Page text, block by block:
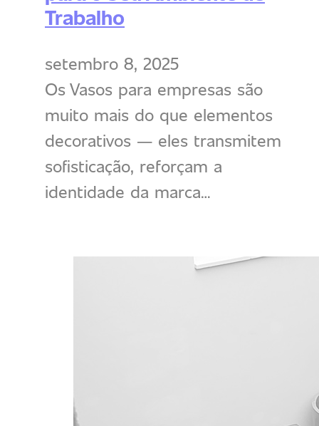
Trabalho
setembro 8, 2025
Os Vasos para empresas são
muito mais do que elementos
decorativos — eles transmitem
sofisticação, reforçam a
identidade da marca…